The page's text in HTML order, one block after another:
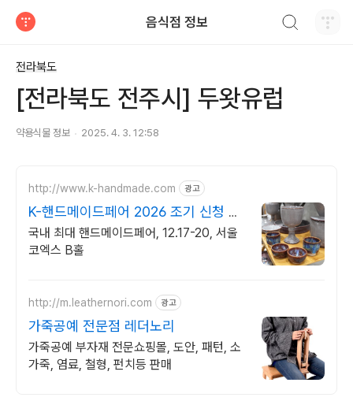
음식점 정보
전라북도
[전라북도 전주시] 두왓유럽
약용식물 정보 2025. 4. 3. 12:58
http://www.k-handmade.com 광고
K-핸드메이드페어 2026 조기 신청 기
간 참가비 할인
국내 최대 핸드메이드페어, 12.17-20, 서울
코엑스 B홀
http://m.leathernori.com 광고
가죽공예 전문점 레더노리
가죽공예 부자재 전문쇼핑몰, 도안, 패턴, 소
가죽, 염료, 철형, 펀치등 판매